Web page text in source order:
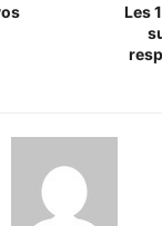
Les